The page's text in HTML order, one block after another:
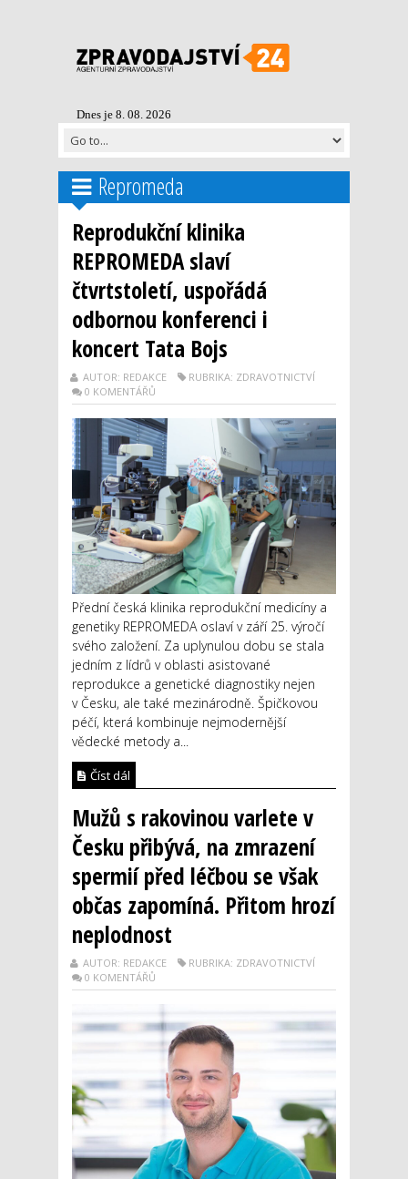
Dnes je 8. 08. 2026
Repromeda
Reprodukční klinika
REPROMEDA slaví
čtvrtstoletí, uspořádá
odbornou konferenci i
koncert Tata Bojs
AUTOR: REDAKCE
RUBRIKA: ZDRAVOTNICTVÍ
0 KOMENTÁŘŮ
Přední česká klinika reprodukční medicíny a
genetiky REPROMEDA oslaví v září 25. výročí
svého založení. Za uplynulou dobu se stala
jedním z lídrů v oblasti asistované
reprodukce a genetické diagnostiky nejen
v Česku, ale také mezinárodně. Špičkovou
péčí, která kombinuje nejmodernější
vědecké metody a...
Číst dál
Mužů s rakovinou varlete v
Česku přibývá, na zmrazení
spermií před léčbou se však
občas zapomíná. Přitom hrozí
neplodnost
AUTOR: REDAKCE
RUBRIKA: ZDRAVOTNICTVÍ
0 KOMENTÁŘŮ